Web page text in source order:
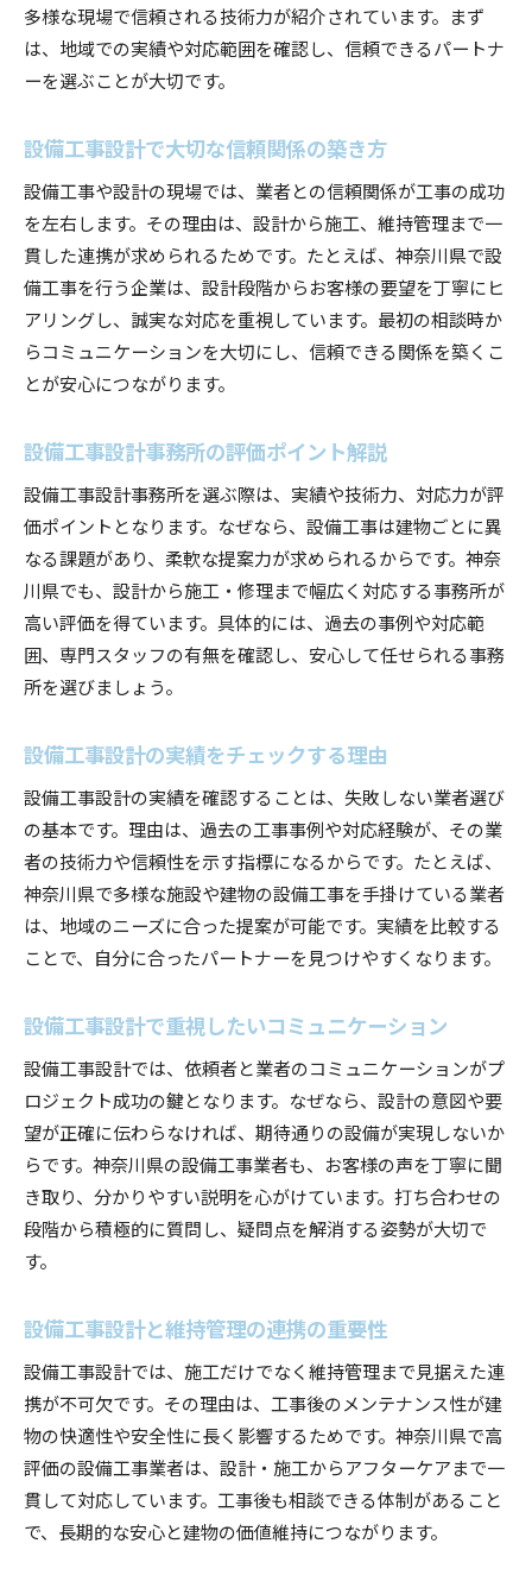
多様な現場で信頼される技術力が紹介されています。まず
は、地域での実績や対応範囲を確認し、信頼できるパートナ
ーを選ぶことが大切です。
設備工事設計で大切な信頼関係の築き方
設備工事や設計の現場では、業者との信頼関係が工事の成功
を左右します。その理由は、設計から施工、維持管理まで一
貫した連携が求められるためです。たとえば、神奈川県で設
備工事を行う企業は、設計段階からお客様の要望を丁寧にヒ
アリングし、誠実な対応を重視しています。最初の相談時か
らコミュニケーションを大切にし、信頼できる関係を築くこ
とが安心につながります。
設備工事設計事務所の評価ポイント解説
設備工事設計事務所を選ぶ際は、実績や技術力、対応力が評
価ポイントとなります。なぜなら、設備工事は建物ごとに異
なる課題があり、柔軟な提案力が求められるからです。神奈
川県でも、設計から施工・修理まで幅広く対応する事務所が
高い評価を得ています。具体的には、過去の事例や対応範
囲、専門スタッフの有無を確認し、安心して任せられる事務
所を選びましょう。
設備工事設計の実績をチェックする理由
設備工事設計の実績を確認することは、失敗しない業者選び
の基本です。理由は、過去の工事事例や対応経験が、その業
者の技術力や信頼性を示す指標になるからです。たとえば、
神奈川県で多様な施設や建物の設備工事を手掛けている業者
は、地域のニーズに合った提案が可能です。実績を比較する
ことで、自分に合ったパートナーを見つけやすくなります。
設備工事設計で重視したいコミュニケーション
設備工事設計では、依頼者と業者のコミュニケーションがプ
ロジェクト成功の鍵となります。なぜなら、設計の意図や要
望が正確に伝わらなければ、期待通りの設備が実現しないか
らです。神奈川県の設備工事業者も、お客様の声を丁寧に聞
き取り、分かりやすい説明を心がけています。打ち合わせの
段階から積極的に質問し、疑問点を解消する姿勢が大切で
す。
設備工事設計と維持管理の連携の重要性
設備工事設計では、施工だけでなく維持管理まで見据えた連
携が不可欠です。その理由は、工事後のメンテナンス性が建
物の快適性や安全性に長く影響するためです。神奈川県で高
評価の設備工事業者は、設計・施工からアフターケアまで一
貫して対応しています。工事後も相談できる体制があること
で、長期的な安心と建物の価値維持につながります。